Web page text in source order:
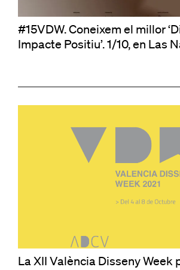
#15VDW. Coneixem el millor
Impacte Positiu’. 1/10, en Las
La XII València Disseny Week